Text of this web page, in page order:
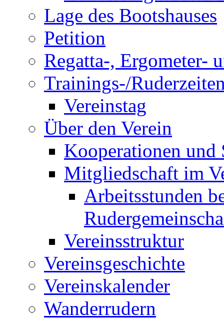
Lage des Bootshauses
Petition
Regatta-, Ergometer-
Trainings-/
Vereinstag
Über den Verein
Kooperationen und
Mitgliedschaft im
Arbeitsstunden
Vereinsstruktur
Vereinsgeschichte
Vereinskalender
Wanderrudern